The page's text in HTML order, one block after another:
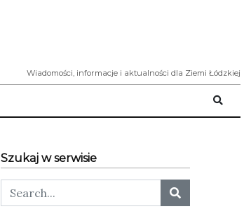
Wiadomości, informacje i aktualności dla Ziemi Łódzkiej
Szukaj w serwisie